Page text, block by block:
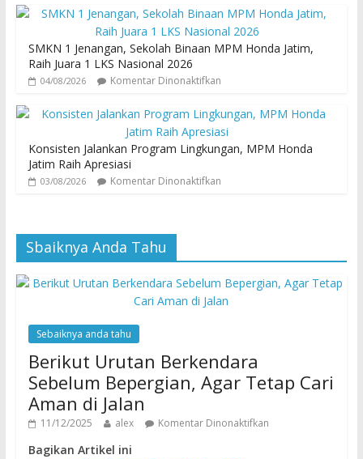
SMKN 1 Jenangan, Sekolah Binaan MPM Honda Jatim,
Raih Juara 1 LKS Nasional 2026
04/08/2026 Komentar Dinonaktifkan
Konsisten Jalankan Program Lingkungan, MPM Honda
Jatim Raih Apresiasi
03/08/2026 Komentar Dinonaktifkan
Sbaiknya Anda Tahu
Sebaiknya anda tahu
Berikut Urutan Berkendara
Sebelum Bepergian, Agar Tetap Cari
Aman di Jalan
11/12/2025 alex Komentar Dinonaktifkan
Bagikan Artikel ini